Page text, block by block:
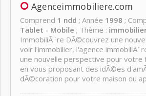
Agenceimmobiliere.com
Comprend 1 ndd ; Année 1998 ;
Tablet - Mobile ; Thème :
ImmobiliÃ¨re DÃ©couvrez une
voir l'immobilier, l'agence
une nouvelle perspective pour votre
en vous proposant des idÃ©es
dÃ©coration pour votre maison ou